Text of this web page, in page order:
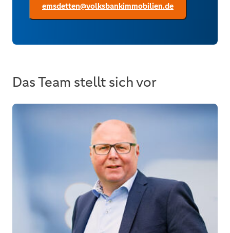
emsdetten@volksbankimmobilien.de
Das Team stellt sich vor